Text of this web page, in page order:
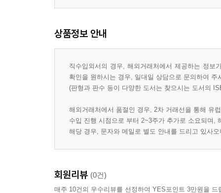
상품정보 안내
직수입외서의 경우, 해외거래처에서 제공하는 정
확인을 원하시는 경우, 일대일 상담으로 문의하여 주
(판형과 판수 등이 다양한 도서는 찾으시는 도서의
해외거래처에서 품절인 경우, 2차 거래선을 통해 유
수입 진행 시점으로 부터 2~3주가 추가로 소요되며,
해당 경우, 문자와 메일로 별도 안내를 드리고 있사
회원리뷰 (0건)
매주 10건의 우수리뷰를 선정하여 YES포인트 3만원을 드